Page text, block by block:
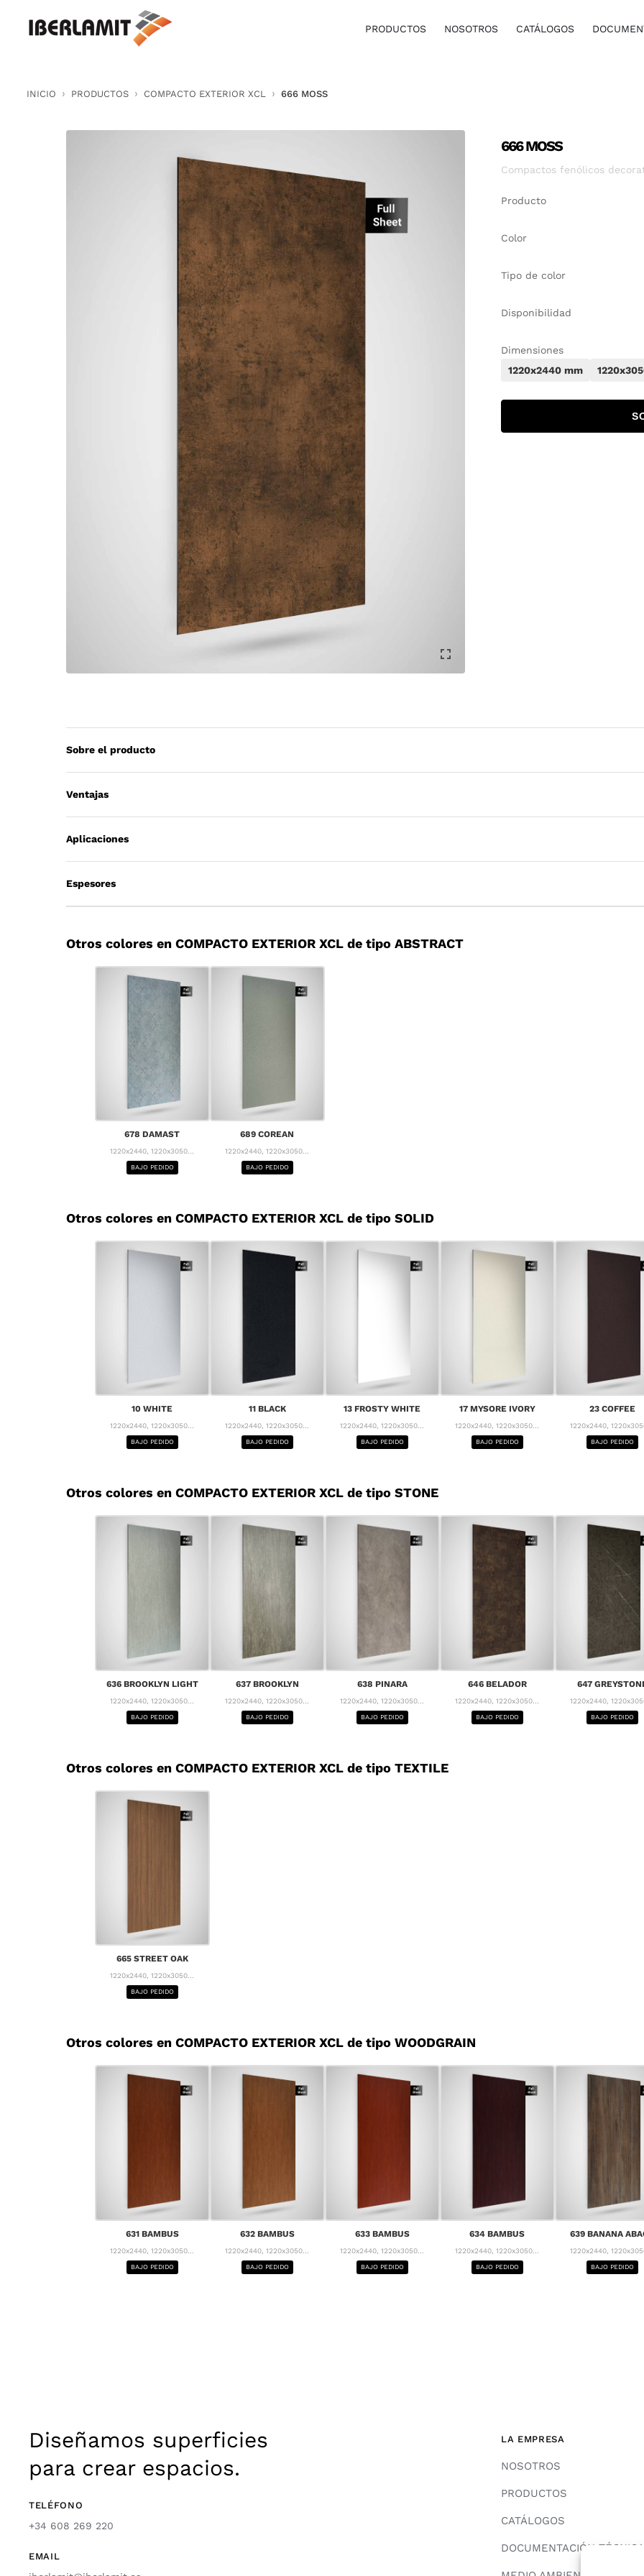
PRODUCTOS NOSOTROS CATÁLOGOS
INICIO PRODUCTOS COMPACTO EXTERIOR XCL 666 MOSS
666 MOSS
Compactos fenólicos
Producto
Color
Tipo de color
Disponibilidad
Dimensiones
1220x2440 mm
Sobre el producto
Ventajas
Aplicaciones
Espesores
Otros colores en COMPACTO EXTERIOR XCL de tipo ABSTRACT
678 DAMAST
1220x2440, 1220x3050...
BAJO PEDIDO
689 COREAN
1220x2440, 1220x3050...
BAJO PEDIDO
Otros colores en COMPACTO EXTERIOR XCL de tipo SOLID
10 WHITE
1220x2440, 1220x3050...
BAJO PEDIDO
11 BLACK
1220x2440, 1220x3050...
BAJO PEDIDO
13 FROSTY WHITE
1220x2440, 1220x3050...
BAJO PEDIDO
17 MYSORE IVORY
1220x2440, 1220x3050...
BAJO PEDIDO
23 COFFEE
1220x2440,
BAJO PEDIDO
Otros colores en COMPACTO EXTERIOR XCL de tipo STONE
636 BROOKLYN LIGHT
1220x2440, 1220x3050...
BAJO PEDIDO
637 BROOKLYN
1220x2440, 1220x3050...
BAJO PEDIDO
638 PINARA
1220x2440, 1220x3050...
BAJO PEDIDO
646 BELADOR
1220x2440, 1220x3050...
BAJO PEDIDO
647
1220x2440,
BAJO PEDIDO
Otros colores en COMPACTO EXTERIOR XCL de tipo TEXTILE
665 STREET OAK
1220x2440, 1220x3050...
BAJO PEDIDO
Otros colores en COMPACTO EXTERIOR XCL de tipo WOODGRAIN
631 BAMBUS
1220x2440, 1220x3050...
BAJO PEDIDO
632 BAMBUS
1220x2440, 1220x3050...
BAJO PEDIDO
633 BAMBUS
1220x2440, 1220x3050...
BAJO PEDIDO
634 BAMBUS
1220x2440, 1220x3050...
BAJO PEDIDO
639 BANANA
1220x2440,
BAJO PEDIDO
Diseñamos superficies
para crear espacios.
TELÉFONO
+34 608 269 220
EMAIL
LA EMPRESA
NOSOTROS
PRODUCTOS
CATÁLOGOS
DOCUMENTACIÓN TÉCNICA